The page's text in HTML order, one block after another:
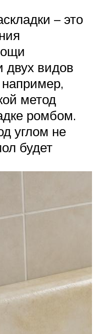
– это
двух видов
например,
метод
ромбом.
углом не
будет